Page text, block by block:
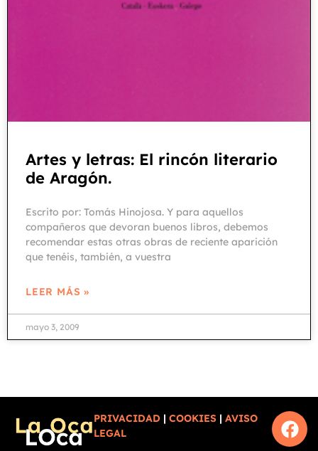
Artes y letras: El rincón literario
de Aragón.
Escrito por: Tomás Hinojosa. Y para aquellos
compañeros que devoran buenos libros, debemos
recomendar estas otras obras de reciente aparición
que tenéis, también, a vuestra
LEER MÁS »
mayo 3, 2009
PRIVACIDAD | COOKIES | AVISO
LEGAL